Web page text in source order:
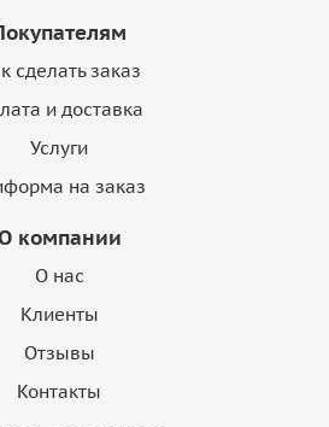
сделать заказ
и доставка
Услуги
на заказ
компании
О нас
Клиенты
Отзывы
Контакты